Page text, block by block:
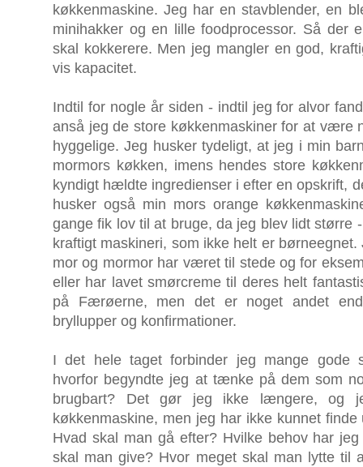
køkkenmaskine. Jeg har en stavblender, en
minihakker og en lille foodprocessor. Så der
skal kokkerere. Men jeg mangler en god,
vis kapacitet.
Indtil for nogle år siden - indtil jeg for alvor
anså jeg de store køkkenmaskiner for at være
hyggelige. Jeg husker tydeligt, at jeg i min
mormors køkken, imens hendes store
kyndigt hældte ingredienser i efter en opskrift,
husker også min mors orange
gange fik lov til at bruge, da jeg blev lidt
kraftigt maskineri, som ikke helt er
mor og mormor har været til stede og for
eller har lavet smørcreme til deres helt
på Færøerne, men det er noget andet
bryllupper og konfirmationer.
I det hele taget forbinder jeg mange gode
hvorfor begyndte jeg at tænke på dem som
brugbart? Det gør jeg ikke længere, og
køkkenmaskine, men jeg har ikke kunnet
Hvad skal man gå efter? Hvilke behov har
skal man give? Hvor meget skal man lytte til